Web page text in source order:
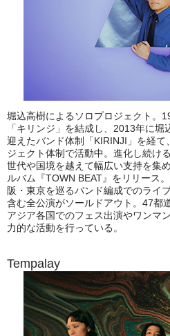
堀込高樹によるソロプロジェクト。
「キリンジ」を結成し、2013年に
迎えたバンド体制「KIRINJI」を経
ジェクト体制で活動中。進化し続け
世代や国境を越えて幅広い支持を集
ルバム『TOWN BEAT』をリリース
阪・東京を巡るバンド編成でのライ
含む全公演がソールドアウト。47都
アジア各国でのフェス出演やワンマ
力的な活動を行っている。
Tempalay